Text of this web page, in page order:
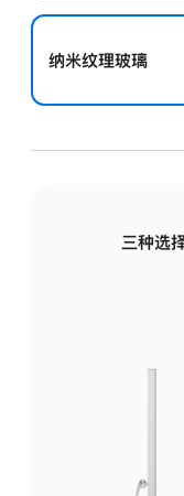
纳米纹理玻璃
三种选